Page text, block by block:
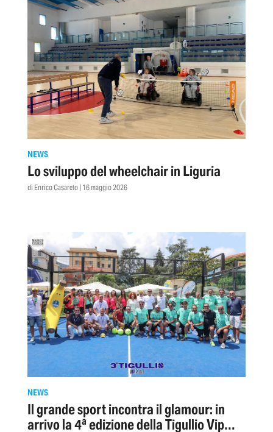
NEWS
Lo sviluppo del wheelchair in Liguria
di Enrico Casareto | 16 maggio 2026
NEWS
Il grande sport incontra il glamour: in
arrivo la 4ª edizione della Tigullio Vip